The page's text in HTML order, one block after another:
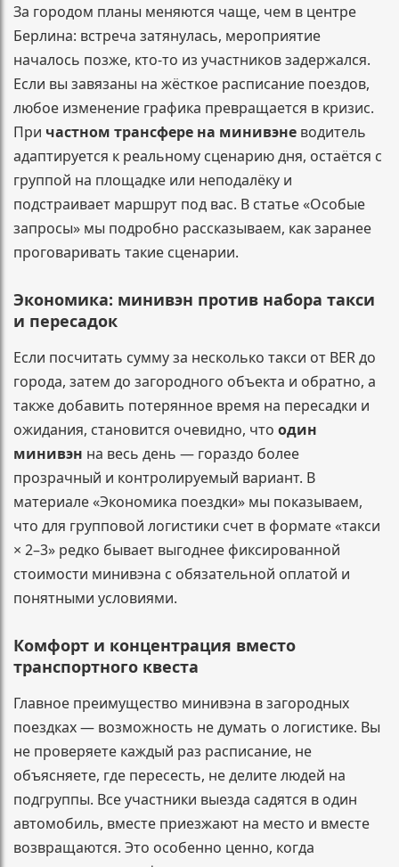
За городом планы меняются чаще, чем в центре
Берлина: встреча затянулась, мероприятие
началось позже, кто-то из участников задержался.
Если вы завязаны на жёсткое расписание поездов,
любое изменение графика превращается в кризис.
При частном трансфере на минивэне водитель
адаптируется к реальному сценарию дня, остаётся с
группой на площадке или неподалёку и
подстраивает маршрут под вас. В статье «Особые
запросы» мы подробно рассказываем, как заранее
проговаривать такие сценарии.
Экономика: минивэн против набора такси
и пересадок
Если посчитать сумму за несколько такси от BER до
города, затем до загородного объекта и обратно, а
также добавить потерянное время на пересадки и
ожидания, становится очевидно, что один
минивэн на весь день — гораздо более
прозрачный и контролируемый вариант. В
материале «Экономика поездки» мы показываем,
что для групповой логистики счет в формате «такси
× 2–3» редко бывает выгоднее фиксированной
стоимости минивэна с обязательной оплатой и
понятными условиями.
Комфорт и концентрация вместо
транспортного квеста
Главное преимущество минивэна в загородных
поездках — возможность не думать о логистике. Вы
не проверяете каждый раз расписание, не
объясняете, где пересесть, не делите людей на
подгруппы. Все участники выезда садятся в один
автомобиль, вместе приезжают на место и вместе
возвращаются. Это особенно ценно, когда